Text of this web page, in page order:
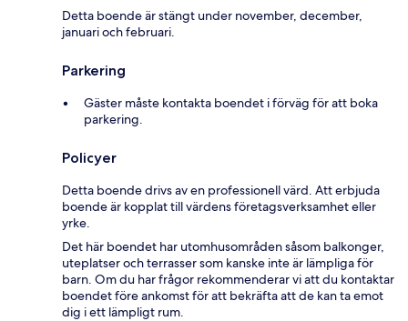
Detta boende är stängt under november, december,
januari och februari.
Parkering
Gäster måste kontakta boendet i förväg för att boka
parkering.
Policyer
Detta boende drivs av en professionell värd. Att erbjuda
boende är kopplat till värdens företagsverksamhet eller
yrke.
Det här boendet har utomhusområden såsom balkonger,
uteplatser och terrasser som kanske inte är lämpliga för
barn. Om du har frågor rekommenderar vi att du kontaktar
boendet före ankomst för att bekräfta att de kan ta emot
dig i ett lämpligt rum.